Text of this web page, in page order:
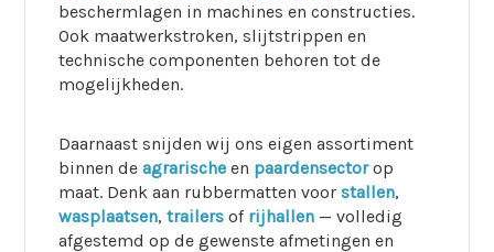
beschermlagen in machines en constructies.
Ook maatwerkstroken, slijtstrippen en
technische componenten behoren tot de
mogelijkheden.
Daarnaast snijden wij ons eigen assortiment
binnen deagrarische en paardensectorop
maat. Denk aan rubbermatten voorstallen,
wasplaatsen,trailers of rijhallen — volledig
afgestemd op de gewenste afmetingen en